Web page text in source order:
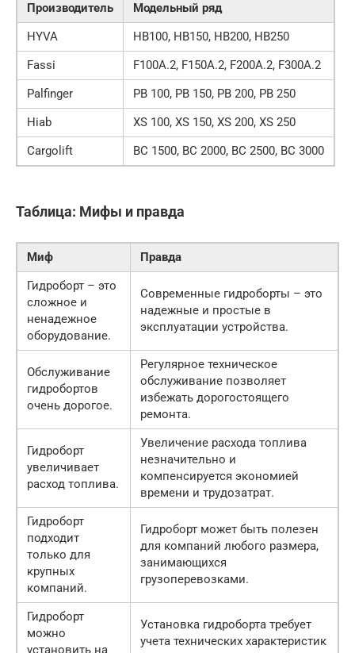
Производитель
Модельный ряд
HYVA
HB100, HB150, HB200, HB250
Fassi
F100A.2, F150A.2, F200A.2, F300A.2
Palfinger
PB 100, PB 150, PB 200, PB 250
Hiab
XS 100, XS 150, XS 200, XS 250
Cargolift
BC 1500, BC 2000, BC 2500, BC 3000
Таблица: Мифы и правда
Миф
Правда
Гидроборт – это
сложное и
ненадежное
оборудование.
Современные гидроборты – это
надежные и простые в
эксплуатации устройства.
Обслуживание
гидробортов
очень дорогое.
Регулярное техническое
обслуживание позволяет
избежать дорогостоящего
ремонта.
Гидроборт
увеличивает
расход топлива.
Увеличение расхода топлива
незначительно и
компенсируется экономией
времени и трудозатрат.
Гидроборт
подходит
только для
крупных
компаний.
Гидроборт может быть полезен
для компаний любого размера,
занимающихся
грузоперевозками.
Гидроборт
можно
установить на
Установка гидроборта требует
учета технических характеристик